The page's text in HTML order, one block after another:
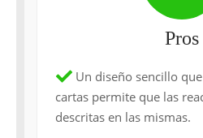
Pros
Un diseño sencillo
cartas permite que las
descritas en las mismas.